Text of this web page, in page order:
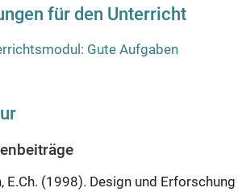
für den Unterricht
Gute Aufgaben
E.Ch. (1998). Design und